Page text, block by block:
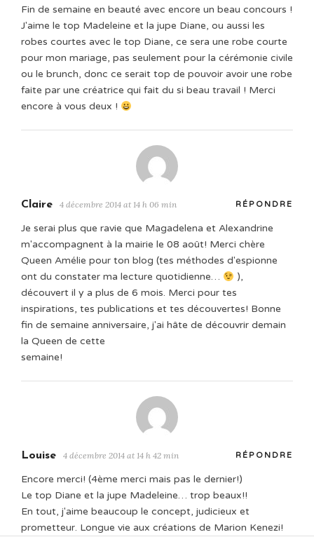
Fin de semaine en beauté avec encore un beau concours !
J'aime le top Madeleine et la jupe Diane, ou aussi les
robes courtes avec le top Diane, ce sera une robe courte
pour mon mariage, pas seulement pour la cérémonie civile
ou le brunch, donc ce serait top de pouvoir avoir une robe
faite par une créatrice qui fait du si beau travail ! Merci
encore à vous deux !
Claire 4 décembre 2014 at 14 h 06 min RÉPONDRE
Je serai plus que ravie que Magadelena et Alexandrine
m'accompagnent à la mairie le 08 août! Merci chère
Queen Amélie pour ton blog (tes méthodes d'espionne
ont du constater ma lecture quotidienne…
),
découvert il y a plus de 6 mois. Merci pour tes
inspirations, tes publications et tes découvertes! Bonne
fin de semaine anniversaire, j'ai hâte de découvrir demain
la Queen de cette
semaine!
Louise 4 décembre 2014 at 14 h 42 min RÉPONDRE
Encore merci! (4ème merci mais pas le dernier!)
Le top Diane et la jupe Madeleine… trop beaux!!
En tout, j'aime beaucoup le concept, judicieux et
prometteur. Longue vie aux créations de Marion Kenezi!